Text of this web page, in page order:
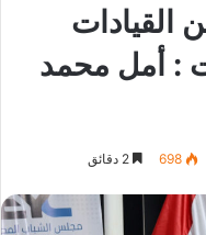
القيادات
: أمل محمد
698